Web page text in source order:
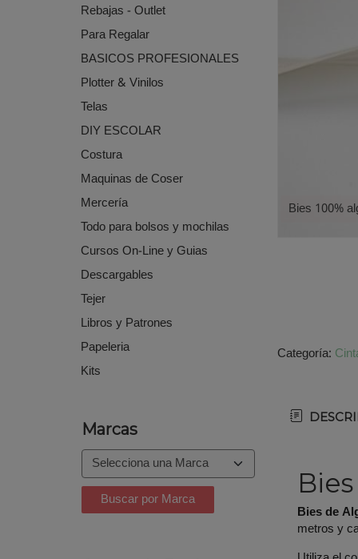
Rebajas - Outlet
Para Regalar
BASICOS PROFESIONALES
Plotter & Vinilos
Telas
DIY ESCOLAR
Costura
Maquinas de Coser
Mercería
Todo para bolsos y mochilas
Cursos On-Line y Guias
Descargables
Tejer
Libros y Patrones
Papeleria
Kits
Marcas
Bies 100%
Categoría:
Bies de
metros y